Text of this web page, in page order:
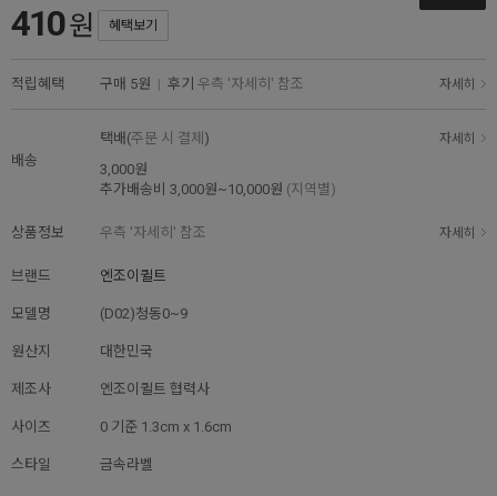
410원 혜택보기
적립혜택 구매 5원 | 후기 우측 '자세히' 참조 자세히
배송
택배(주문 시 결제 ) 자세히
3,000원
추가배송비 3,000원~10,000원 (지역별)
상품정보 우측 '자세히' 참조 자세히
브랜드 엔조이퀼트
모델명 (D02)청동0~9
원산지 대한민국
제조사 엔조이퀼트 협력사
사이즈 0 기준 1.3cm x 1.6cm
스타일 금속라벨